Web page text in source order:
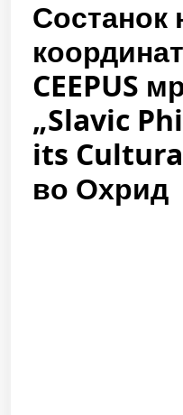
Состанок
CEEPUS
„Slavic
its
во Охрид